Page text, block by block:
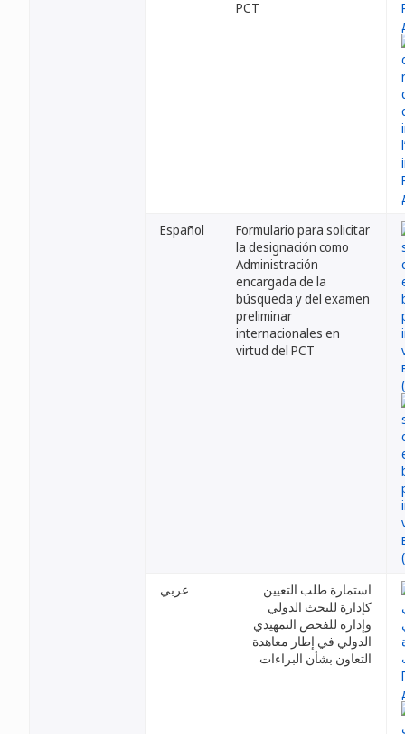
PCT
Español
Formulario para solicitar
la designación como
Administración
encargada de la
búsqueda y del examen
preliminar
internacionales en
virtud del PCT
عربي
استمارة طلب التعيين
كإدارة للبحث الدولي
وإدارة للفحص التمهيدي
الدولي في إطار معاهدة
التعاون بشأن البراءات